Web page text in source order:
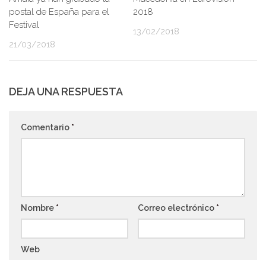
postal de España para el
Festival
21/03/2018
2018
13/02/2018
DEJA UNA RESPUESTA
Comentario *
Nombre * Correo electrónico *
Web